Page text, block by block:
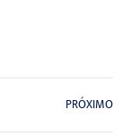
PRÓXIMO